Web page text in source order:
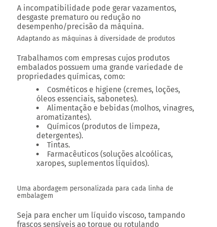
A incompatibilidade pode gerar vazamentos,
desgaste prematuro ou redução no
desempenho/precisão da máquina.
Adaptando as máquinas à diversidade de produtos
Trabalhamos com empresas cujos produtos
embalados possuem uma grande variedade de
propriedades químicas, como:
Cosméticos e higiene (cremes, loções,
óleos essenciais, sabonetes).
Alimentação e bebidas (molhos, vinagres,
aromatizantes).
Químicos (produtos de limpeza,
detergentes).
Tintas.
Farmacêuticos (soluções alcoólicas,
xaropes, suplementos líquidos).
Uma abordagem personalizada para cada linha de
embalagem
Seja para encher um líquido viscoso, tampando
frascos sensíveis ao torque ou rotulando